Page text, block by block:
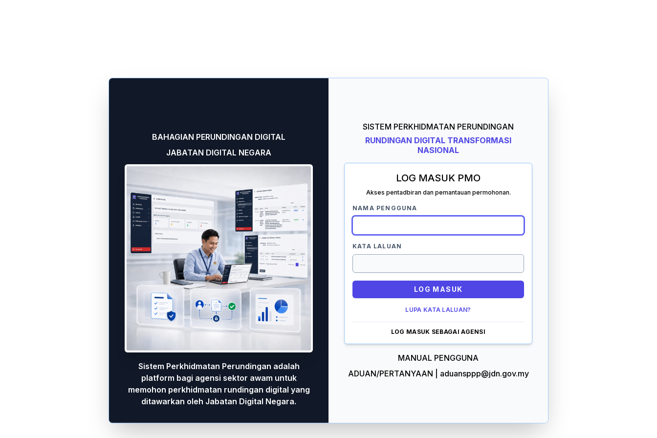
BAHAGIAN PERUNDINGAN DIGITAL
JABATAN DIGITAL NEGARA
Sistem Perkhidmatan Perundingan adalah
platform bagi agensi sektor awam untuk
memohon perkhidmatan rundingan digital yang
ditawarkan oleh Jabatan Digital Negara.
SISTEM PERKHIDMATAN PERUNDINGAN
RUNDINGAN DIGITAL TRANSFORMASI
NASIONAL
LOG MASUK PMO
Akses pentadbiran dan pemantauan permohonan.
NAMA PENGGUNA
KATA LALUAN
LOG MASUK
LUPA KATA LALUAN?
LOG MASUK SEBAGAI AGENSI
MANUAL PENGGUNA
ADUAN/PERTANYAAN | aduansppp@jdn.gov.my